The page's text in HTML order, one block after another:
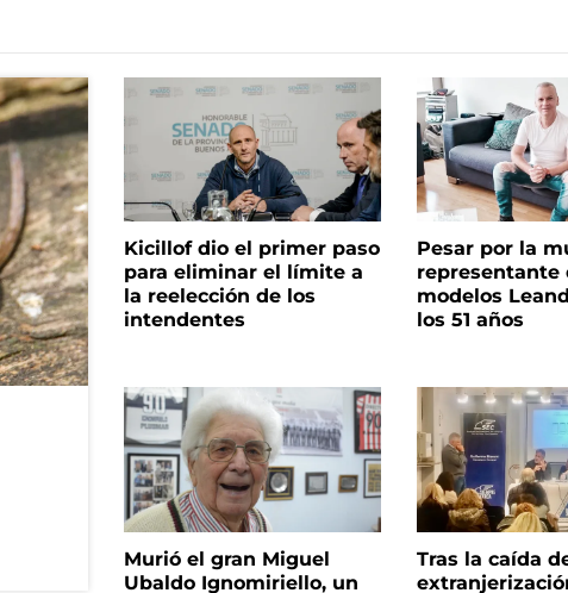
Kicillof dio el primer paso
para eliminar el límite a
la reelección de los
intendentes
Pesar por la
representante
modelos
los 51 años
Murió el gran Miguel
Ubaldo Ignomiriello, un
Tras la caída